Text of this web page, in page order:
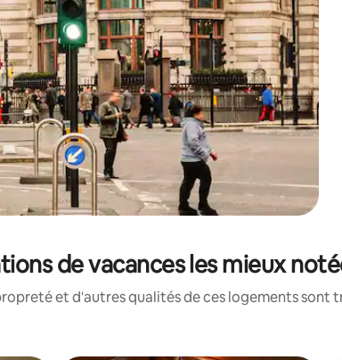
de vacances les mieux
et d'autres qualités de ces logements sont